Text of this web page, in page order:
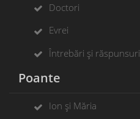
Doctori
Evrei
Întrebări și răspunsuri
Poante
Ion și Măria